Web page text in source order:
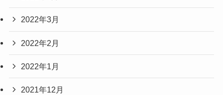
2022年3月
2022年2月
2022年1月
2021年12月